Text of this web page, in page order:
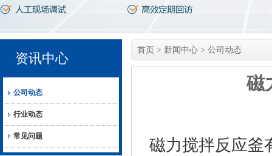
资讯中心
公司动态
行业动态
常见问题
首页 > 新闻中心 > 公司动态
磁
磁力搅拌反应釜